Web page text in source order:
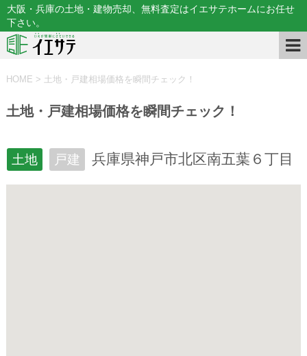
大阪・兵庫の土地・建物売却、無料査定はイエサテホームにお任せ
下さい。
HOME > 土地・戸建相場価格を瞬間チェック！
土地・戸建相場価格を瞬間チェック！
土地 戸建 兵庫県神戸市北区南五葉６丁目